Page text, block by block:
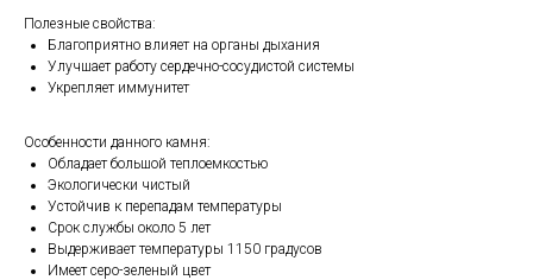
Полезные свойства:
Благоприятно влияет на органы дыхания
Улучшает работу сердечно-сосудистой системы
Укрепляет иммунитет
Особенности данного камня:
Обладает большой теплоемкостью
Экологически чистый
Устойчив к перепадам температуры
Срок службы около 5 лет
Выдерживает температуры 1150 градусов
Имеет серо-зеленый цвет